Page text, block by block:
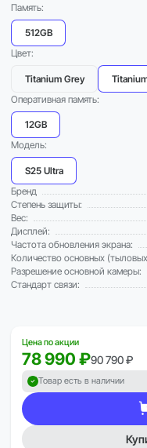
Память:
512GB
Цвет:
Titanium Grey
Оперативная память:
12GB
Модель:
S25 Ultra
Бренд
Степень защиты:
Вес:
Дисплей:
Частота обновления экрана:
Количество основных
Разрешение основной камеры:
Стандарт связи:
Цена по акции
78 990 ₽90 790 ₽
Товар есть в наличии